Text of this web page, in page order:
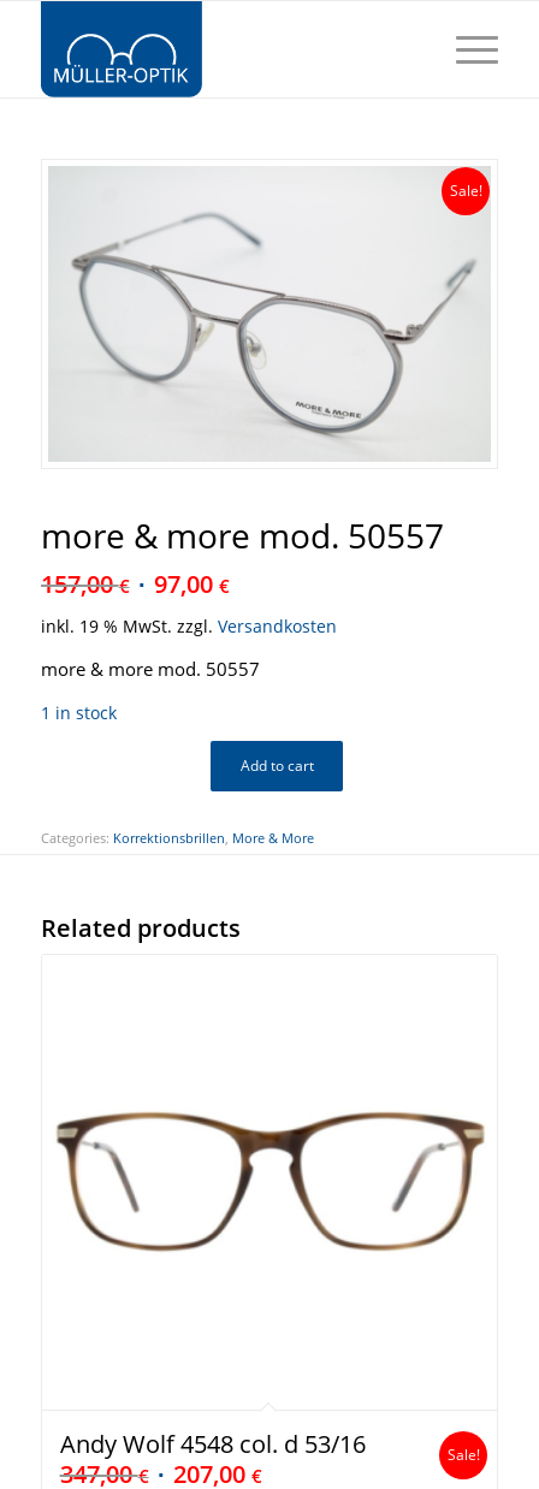
Sale!
more & more mod. 50557
157,00€ 97,00 €
inkl. 19 % MwSt. zzgl. Versandkosten
more & more mod. 50557
1 in stock
Add to cart
Categories: Korrektionsbrillen More & More
Related products
Andy Wolf 4548 col. d 53/16
347,00€ 207,00 €
Sale!